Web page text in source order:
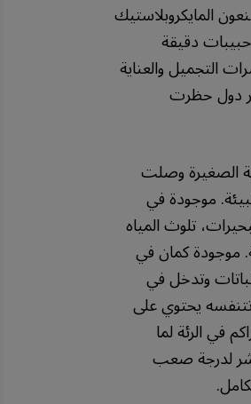
المايكروبلاستيك
دقيقة
والعناية
دول حظرت
الصغيرة وصلت
موجودة في
تلوث المياه
موجودة كمان في
وتدخل في
تتنفسه يحتوي على
في الرئة لما
لدرجة صعب